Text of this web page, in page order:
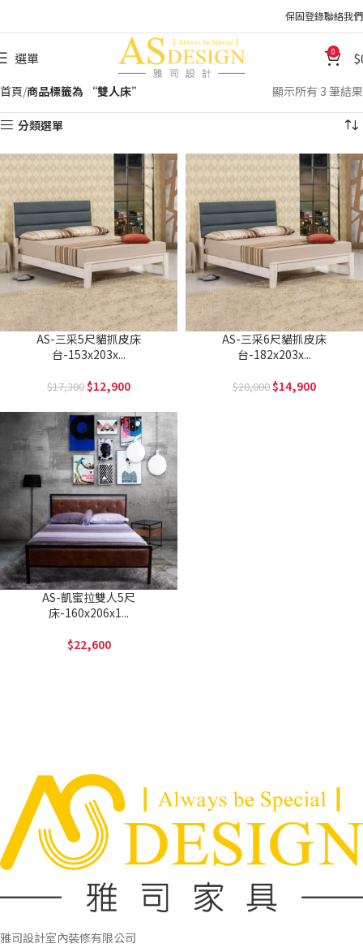
保固登錄聯絡我們
選單 0
首頁 商品標籤為 “雙人床” 顯示所有 3 筆結果
分類選單
AS-三采5尺貓抓皮床
台-153x203x...
17,300 12,900
AS-三采6尺貓抓皮床
台-182x203x...
20,000 14,900
AS-凱蜜拉雙人5尺
床-160x206x1...
22,600
雅司設計室內裝修有限公司